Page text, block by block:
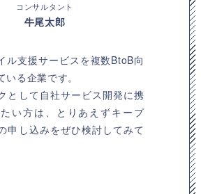
コンサルタント
牛尾太郎
ル支援サービスを複数BtoB向
いる企業です。
として自社サービス開発に携
い方は、とりあえずキープ
申し込みをぜひ検討してみて